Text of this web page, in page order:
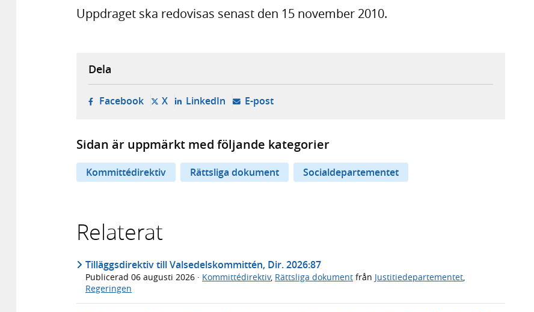
Uppdraget ska redovisas senast den 15 november 2010.
Dela
Facebook- öppnas i ny flik, extern webbplats,
X- öppnas i ny flik, extern webbplats,
LinkedIn- öppnas i ny flik, extern webbplats,
E-post- öppnar din e-postklient,
Sidan är uppmärkt med följande kategorier
Kommittédirektiv Rättsliga dokument Socialdepartementet
Relaterat
Tilläggsdirektiv till Valsedelskommittén, Dir. 2026:87
Publicerad 06 augusti 2026 · Kommittédirektiv, Rättsliga dokument från Justitiedepartementet
Regeringen